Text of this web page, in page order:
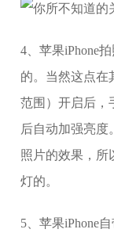
4、苹果iPhone
的。当然这点在
范围）开启后，
后自动加强亮度
照片的效果，所
灯的。
5、苹果iPhone